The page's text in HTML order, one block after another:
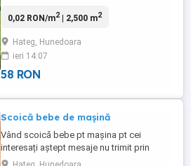
potabila, canal. Terenul se afla la iesirea
zona pitoreasca. Merita vazut, suprafata
totala: 2500 intravilan + 5600 extravilan in
prelungire ...
0,02 RON/m2| 2,500 m2
Hateg, Hunedoara
ieri 14:07
58 RON
Scoică bebe de mașină
Vând scoică bebe pt mașina pt cei
interesați aștept mesaje nu trimit prin
curier se vinde de la domiciliu